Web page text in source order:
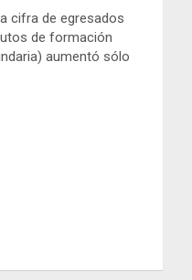
cifra de egresados
de formación
aumentó sólo